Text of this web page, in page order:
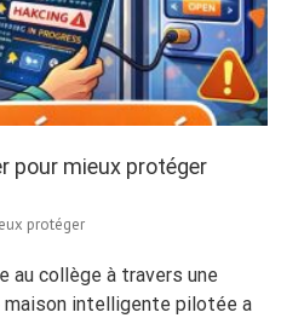
pour mieux protéger
protéger
au collège à travers une
intelligente pilotée a